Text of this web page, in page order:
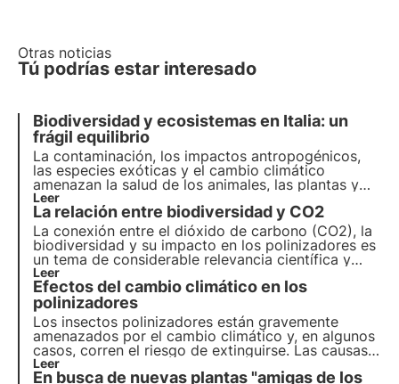
Otras noticias
Tú podrías estar interesado
Biodiversidad y ecosistemas en Italia: un
frágil equilibrio
La contaminación, los impactos antropogénicos,
las especies exóticas y el cambio climático
amenazan la salud de los animales, las plantas y
los hábitats en los que viven. El programa de la
ONU para 2030 aboga por la protección y la
restauración. Pero es necesario actuar a tiempo.
Leer
La relación entre biodiversidad y CO2
La conexión entre el dióxido de carbono (CO2), la
biodiversidad y su impacto en los polinizadores es
un tema de considerable relevancia científica y
medioambiental, ya que implica la compleja
interacción entre el cambio climático, el entorno
natural y la salud de los insectos polinizadores.
Leer
Efectos del cambio climático en los
polinizadores
Los insectos polinizadores están gravemente
amenazados por el cambio climático y, en algunos
casos, corren el riesgo de extinguirse. Las causas
son múltiples y pueden afectar directamente a los
insectos o indirectamente a las plantas que visitan.
Leer
En busca de nuevas plantas "amigas de los